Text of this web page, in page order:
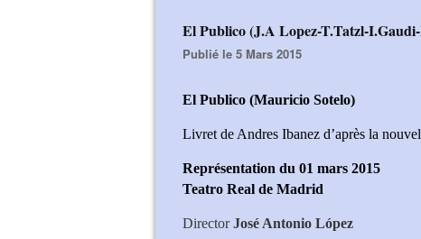
El Publico (J.A Lopez-T.Tatzl-
Publié le 5 Mars 2015
El Publico (Mauricio Sotelo)
Livret de Andres Ibanez d’après la
Représentation du 01 mars 2015
Teatro Real de Madrid
DirectorJosé Antonio López